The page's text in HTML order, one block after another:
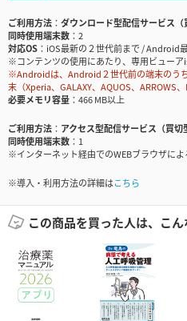
ご利用方法
ダウンロード型配信サービス（
同時使用端末数
2
対応OS
iOS最新の２世代前まで / Android
※コンテンツの使用にあたり、専用ビュー
※Androidは、Android２世代前の端末のう
末（Xperia、GALAXY、AQUOS、ARROWS
必要メモリ容量
466 MB以上
ご利用方法
アクセス型配信サービス（買切
同時使用端末数
1
※インターネット経由でのWEBブラウザによ
※導入・利用方法の詳細はこちら
この商品を買った人は、こん